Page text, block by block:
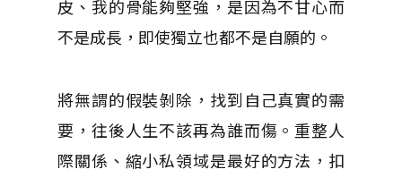
皮、我的骨能夠堅強，是因為不甘心而
不是成長，即使獨立也都不是自願的。
將無謂的假裝剝除，找到自己真實的需
要，往後人生不該再為誰而傷。重整人
際關係、縮小私領域是最好的方法，扣